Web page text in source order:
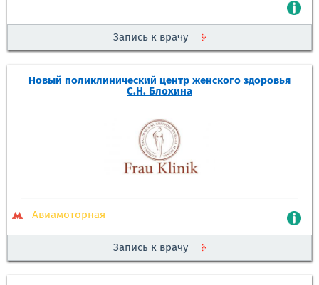
Запись к врачу
Новый поликлинический центр женского здоровья
С.Н. Блохина
Авиамоторная
Запись к врачу